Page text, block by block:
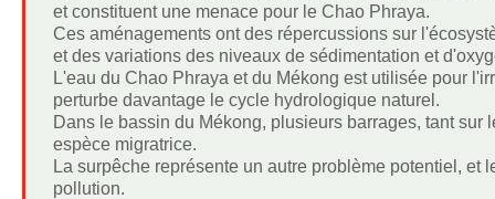
et constituent une menace pour le Chao Phraya.
Ces aménagements ont des répercussions sur
et des variations des niveaux de sédimentation et
L'eau du Chao Phraya et du Mékong est utilisée pour
perturbe davantage le cycle hydrologique naturel.
Dans le bassin du Mékong, plusieurs barrages, tant
espèce migratrice.
La surpêche représente un autre problème potentiel,
pollution.